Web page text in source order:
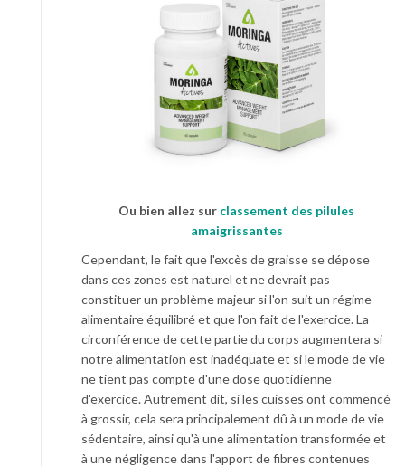
Ou bien allez sur classement des pilules
amaigrissantes
Cependant, le fait que l'excès de graisse se dépose
dans ces zones est naturel et ne devrait pas
constituer un problème majeur si l'on suit un régime
alimentaire équilibré et que l'on fait de l'exercice. La
circonférence de cette partie du corps augmentera si
notre alimentation est inadéquate et si le mode de vie
ne tient pas compte d'une dose quotidienne
d'exercice. Autrement dit, si les cuisses ont commencé
à grossir, cela sera principalement dû à un mode de vie
sédentaire, ainsi qu'à une alimentation transformée et
à une négligence dans l'apport de fibres contenues